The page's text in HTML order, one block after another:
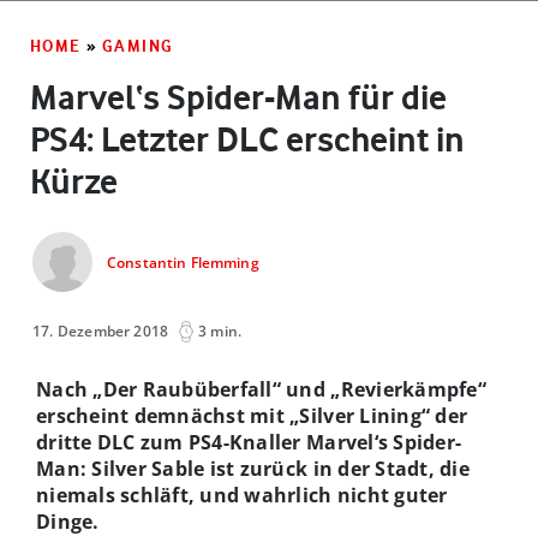
HOME » GAMING
Marvel‘s Spider-Man für die
PS4: Letzter DLC erscheint in
Kürze
Constantin Flemming
17. Dezember 2018 3 min.
Nach „Der Raubüberfall“ und „Revierkämpfe“
erscheint demnächst mit „Silver Lining“ der
dritte DLC zum PS4-Knaller Marvel‘s Spider-
Man: Silver Sable ist zurück in der Stadt, die
niemals schläft, und wahrlich nicht guter
Dinge.